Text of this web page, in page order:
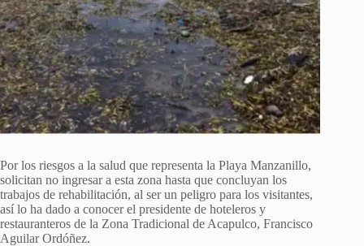
Por los riesgos a la salud que representa la Playa Manzanillo,
solicitan no ingresar a esta zona hasta que concluyan los
trabajos de rehabilitación, al ser un peligro para los visitantes,
así lo ha dado a conocer el presidente de hoteleros y
restauranteros de la Zona Tradicional de Acapulco, Francisco
Aguilar Ordóñez.